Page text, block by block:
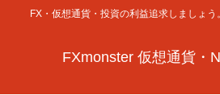
FX・仮想通貨・投資の利益追求しましょ
FXmonster 仮想通貨・